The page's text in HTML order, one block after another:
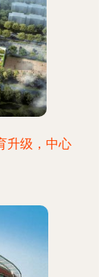
升级，中心